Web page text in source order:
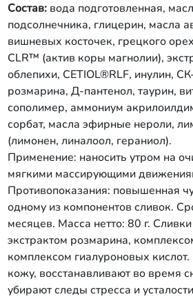
Complex CLR™
керамидов),
СО2 экстракт
гиалуроновая
кислота
коллаген
череды,
петрушки,
сополимер,
эфирные
(лимонен,
Применение:
очищенную
компонентов
Состав:вода подготовленная,
подсолнечника, глицерин, масла
вишневых косточек, грецкого
CLR™ (актив коры магнолии),
облепихи, CETIOL®RLF, инулин,
розмарина, Д-пантенол, таурин,
сополимер, аммониум
сорбат, масла эфирные нероли,
(лимонен, линалоол, гераниол).
Применение: наносить утром на
мягкими массирующими
Противопоказания: повышенная
одному из компонентов сливок.
месяцев. Масса нетто: 80 г.
экстрактом розмарина,
комплексом гиалуроновых
кожу, восстанавливают во время
убирают следы стресса и